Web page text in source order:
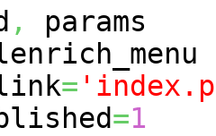
,
params
=
=1